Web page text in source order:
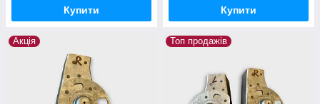
Купити Купити
Акція Топ продажів